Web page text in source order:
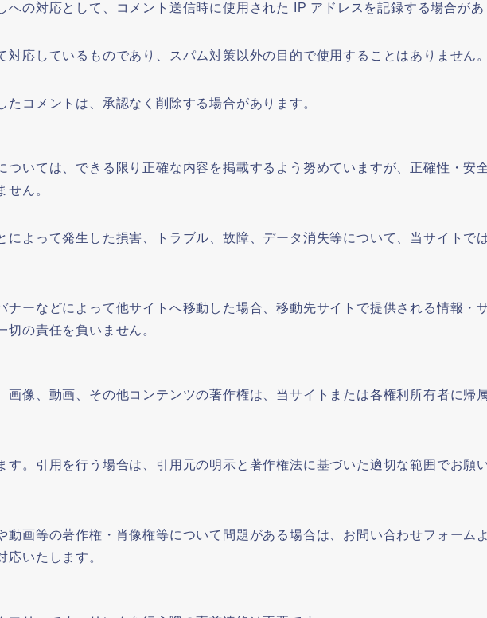
への対応として、コメント送信時に使用された IP アドレスを記録する場合があ
対応しているものであり、スパム対策以外の目的で使用することはありません。
たコメントは、承認なく削除する場合があります。
ついては、できる限り正確な内容を掲載するよう努めていますが、正確性・安
せん。
によって発生した損害、トラブル、故障、データ消失等について、当サイトで
ナーなどによって他サイトへ移動した場合、移動先サイトで提供される情報・
の責任を負いません。
画像、動画、その他コンテンツの著作権は、当サイトまたは各権利所有者に帰
す。引用を行う場合は、引用元の明示と著作権法に基づいた適切な範囲でお願
動画等の著作権・肖像権等について問題がある場合は、お問い合わせフォーム
応いたします。